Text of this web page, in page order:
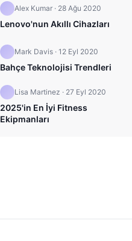
Alex Kumar · 28 Ağu 2020
Lenovo'nun Akıllı Cihazları
Mark Davis · 12 Eyl 2020
Bahçe Teknolojisi Trendleri
Lisa Martinez · 27 Eyl 2020
2025'in En İyi Fitness
Ekipmanları